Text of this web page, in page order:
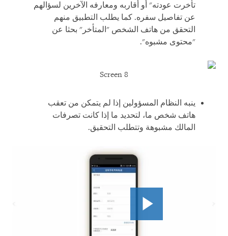
تأخرت عودته" أو أقاربه ومعارفه الآخرين لسؤالهم
عن تفاصيل سفره. كما يطلب التطبيق منهم
التحقق من هاتف الشخص "المتأخر" بحثا عن
"محتوى مشبوه".
Screen 8
ينبه النظام المسؤولين إذا لم يتمكن من تعقب
هاتف شخص ما، لتحديد ما إذا كانت تصرفات
المالك مشبوهة وتتطلب التحقيق.